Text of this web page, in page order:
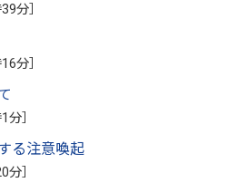
分
分
分
る注意喚起
分
を行っています。
た方の中から、抽選でプレゼン